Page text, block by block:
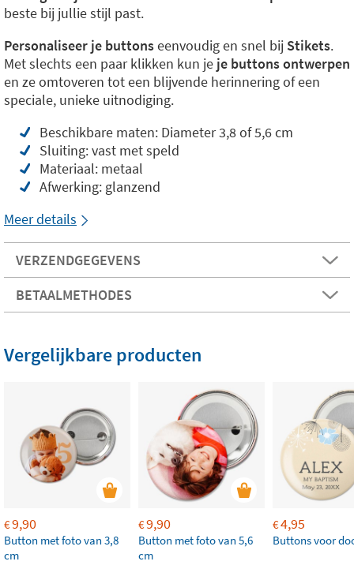
beste bij jullie stijl past.
Personaliseer je buttonseenvoudig en snel bij Stikets.
Met slechts een paar klikken kun je je buttons ontwerpen
en ze omtoveren tot een blijvende herinnering of een
speciale, unieke uitnodiging.
Beschikbare maten: Diameter 3,8 of 5,6 cm
Sluiting: vast met speld
Materiaal: metaal
Afwerking: glanzend
Meer details
VERZENDGEGEVENS
BETAALMETHODES
Vergelijkbare producten
€9,90
Button met foto van 3,8
cm
€9,90
Button met foto van 5,6
cm
€4,95
Buttons voor